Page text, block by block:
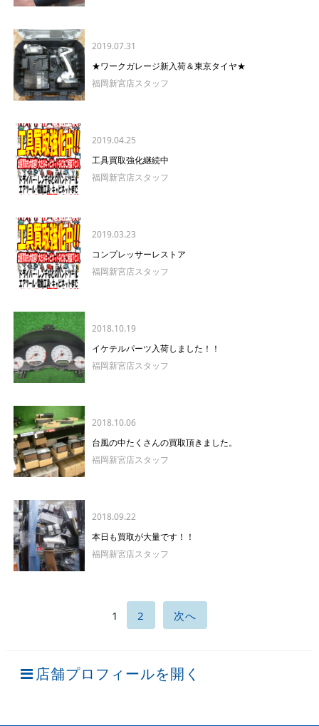
2019.07.31
★ワークガレージ新入荷＆東京タイヤ★
福岡新宮店スタッフ
2019.04.25
工具買取強化継続中
福岡新宮店スタッフ
2019.03.23
コンプレッサーレストア
福岡新宮店スタッフ
2018.10.19
イケテルパーツ入荷しました！！
福岡新宮店スタッフ
2018.10.06
台風の中たくさんの買取頂きました。
福岡新宮店スタッフ
2018.09.22
本日も買取が大量です！！
福岡新宮店スタッフ
1 2 次へ
店舗プロフィールを開く